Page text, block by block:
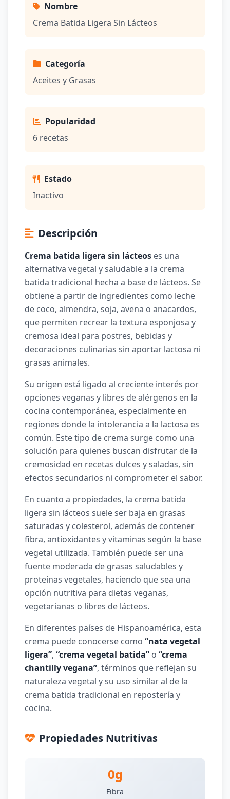
Nombre
Crema Batida Ligera Sin Lácteos
Categoría
Aceites y Grasas
Popularidad
6 recetas
Estado
Inactivo
Descripción
Crema batida ligera sin lácteos es una
alternativa vegetal y saludable a la crema
batida tradicional hecha a base de lácteos. Se
obtiene a partir de ingredientes como leche
de coco, almendra, soja, avena o anacardos,
que permiten recrear la textura esponjosa y
cremosa ideal para postres, bebidas y
decoraciones culinarias sin aportar lactosa ni
grasas animales.
Su origen está ligado al creciente interés por
opciones veganas y libres de alérgenos en la
cocina contemporánea, especialmente en
regiones donde la intolerancia a la lactosa es
común. Este tipo de crema surge como una
solución para quienes buscan disfrutar de la
cremosidad en recetas dulces y saladas, sin
efectos secundarios ni comprometer el sabor.
En cuanto a propiedades, la crema batida
ligera sin lácteos suele ser baja en grasas
saturadas y colesterol, además de contener
fibra, antioxidantes y vitaminas según la base
vegetal utilizada. También puede ser una
fuente moderada de grasas saludables y
proteínas vegetales, haciendo que sea una
opción nutritiva para dietas veganas,
vegetarianas o libres de lácteos.
En diferentes países de Hispanoamérica, esta
crema puede conocerse como “nata vegetal
ligera”, “crema vegetal batida” o “crema
chantilly vegana”, términos que reflejan su
naturaleza vegetal y su uso similar al de la
crema batida tradicional en repostería y
cocina.
Propiedades Nutritivas
0g
Fibra